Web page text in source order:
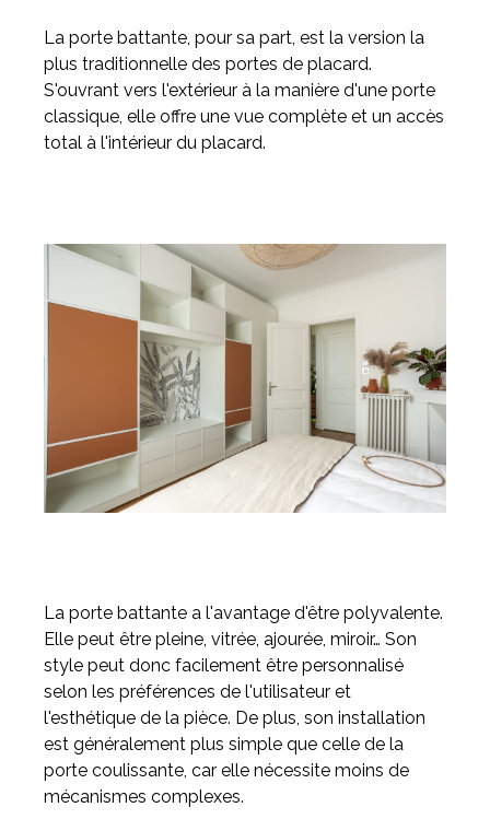
La porte battante, pour sa part, est la version la
plus traditionnelle des portes de placard.
S'ouvrant vers l'extérieur à la manière d'une porte
classique, elle offre une vue complète et un accès
total à l'intérieur du placard.
La porte battante a l'avantage d'être polyvalente.
Elle peut être pleine, vitrée, ajourée, miroir… Son
style peut donc facilement être personnalisé
selon les préférences de l'utilisateur et
l'esthétique de la pièce. De plus, son installation
est généralement plus simple que celle de la
porte coulissante, car elle nécessite moins de
mécanismes complexes.